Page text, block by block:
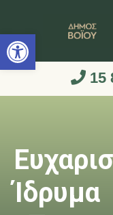
Ανοίξτε
15
Ίδρυμα